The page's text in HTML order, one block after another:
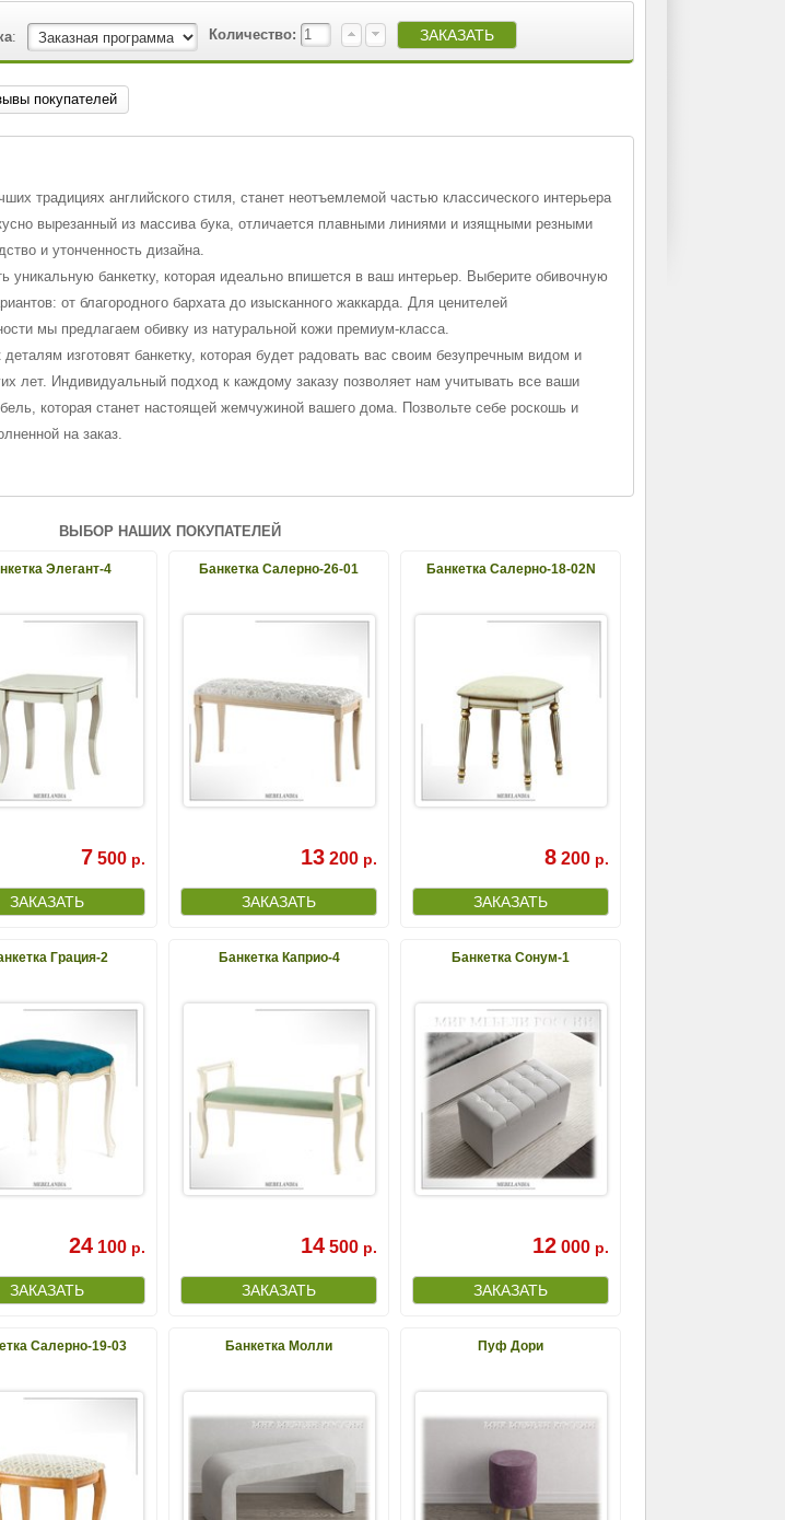
: Количество:
покупателей
традициях английского стиля, станет неотъемлемой частью классического интерьера
вырезанный из массива бука, отличается плавными линиями и изящными резными
и утонченность дизайна.
уникальную банкетку, которая идеально впишется в ваш интерьер. Выберите обивочную
от благородного бархата до изысканного жаккарда. Для ценителей
мы предлагаем обивку из натуральной кожи премиум-класса.
изготовят банкетку, которая будет радовать вас своим безупречным видом и
лет. Индивидуальный подход к каждому заказу позволяет нам учитывать все ваши
которая станет настоящей жемчужиной вашего дома. Позвольте себе роскошь и
на заказ.
ВЫБОР НАШИХ ПОКУПАТЕЛЕЙ
Элегант-4
7 500 р.
Банкетка Салерно-26-01
13 200 р.
Банкетка Салерно-18-02N
8 200 р.
Грация-2
24 100 р.
Банкетка Каприо-4
14 500 р.
Банкетка Сонум-1
12 000 р.
Салерно-19-03 Банкетка Молли Пуф Дори